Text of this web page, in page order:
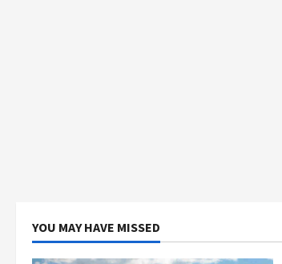
YOU MAY HAVE MISSED